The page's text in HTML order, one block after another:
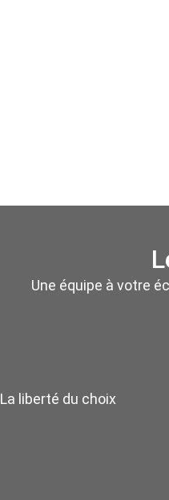
Une équipe à votre
La liberté du choix